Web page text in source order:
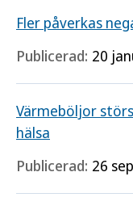
Fler påverkas
Publicerad: 20
Värmeböljor
hälsa
Publicerad: 26